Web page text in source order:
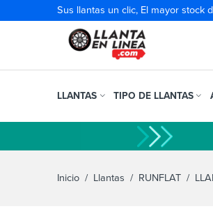
Sus llantas un clic, El mayor stock
LLANTAS TIPO DE LLANTAS
Inicio / Llantas / RUNFLAT /